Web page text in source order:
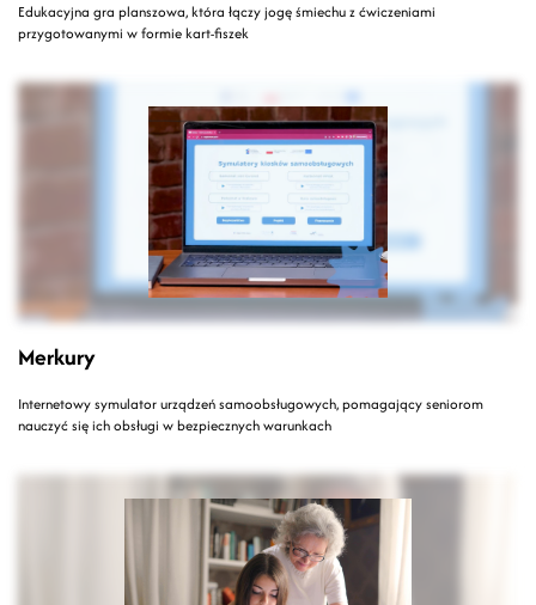
Edukacyjna gra planszowa, która łączy jogę śmiechu z ćwiczeniami
przygotowanymi w formie kart-fiszek
Merkury
Internetowy symulator urządzeń samoobsługowych, pomagający seniorom
nauczyć się ich obsługi w bezpiecznych warunkach